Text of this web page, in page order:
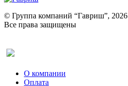
Ревень
Рукола
Рута
Тмин
© Группа компаний “Гавриш”, 2026
Все права защищены
О компании
Оплата